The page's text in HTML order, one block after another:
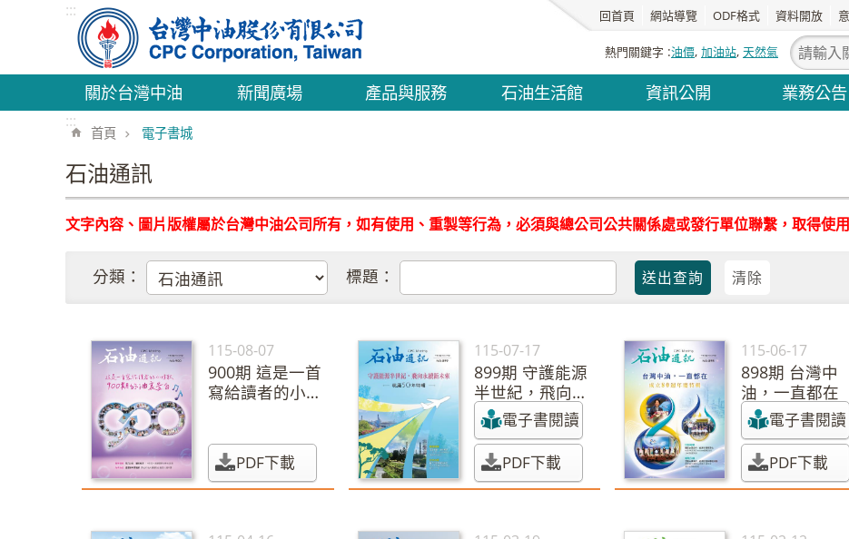
跳到主要內容區塊
::: 回首頁 網站導覽 ODF格式 資料開放
熱門關鍵字 油價 加油站 天然氣
關於台灣中油 新聞廣場 產品與服務 石油生活館 資訊公開 業務公告
:::
首頁 電子書城
石油通訊
文字內容、圖片版權屬於台灣中油公司所有，如有使用、重製等行為，必須與總公司公共關係處或發行單位聯繫，取得使
分類： 標題：
115-08-07
900期 這是一首
寫給讀者的小情
PDF下載
115-07-17
899期 守護能源
半世紀，飛向永
續新未來
電子書閱讀
PDF下載
115-06-17
898期 台灣中
油，一直都在
電子書閱讀
PDF下載